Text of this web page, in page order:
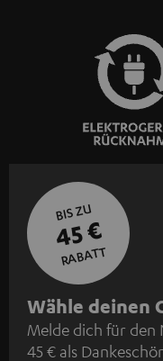
BIS ZU
45 €
RABATT
N
e
Wähle deinen
Melde dich für den
45 € als